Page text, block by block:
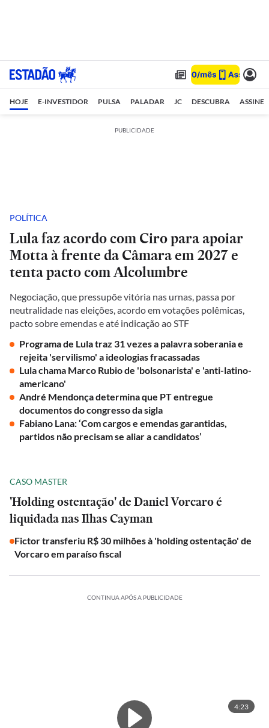
HOJE E-INVESTIDOR PULSA PALADAR JC DESCUBRA ASSINE
PUBLICIDADE
POLÍTICA
Lula faz acordo com Ciro para apoiar
Motta à frente da Câmara em 2027 e
tenta pacto com Alcolumbre
Negociação, que pressupõe vitória nas urnas, passa por
neutralidade nas eleições, acordo em votações polêmicas,
pacto sobre emendas e até indicação ao STF
Programa de Lula traz 31 vezes a palavra soberania e
rejeita 'servilismo' a ideologias fracassadas
Lula chama Marco Rubio de 'bolsonarista' e 'anti-latino-
americano'
André Mendonça determina que PT entregue
documentos do congresso da sigla
Fabiano Lana: ‘Com cargos e emendas garantidas,
partidos não precisam se aliar a candidatos’
CASO MASTER
'Holding ostentação' de Daniel Vorcaro é
liquidada nas Ilhas Cayman
Fictor transferiu R$ 30 milhões à 'holding ostentação' de
Vorcaro em paraíso fiscal
CONTINUA APÓS A PUBLICIDADE
4:23